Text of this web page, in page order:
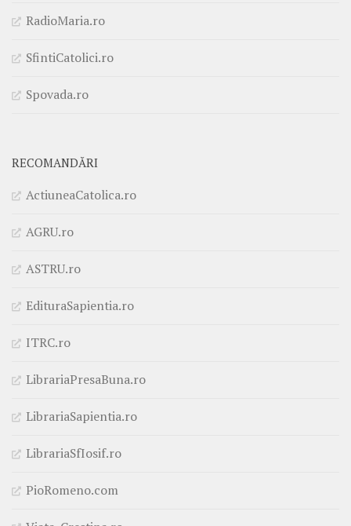
RadioMaria.ro
SfintiCatolici.ro
Spovada.ro
RECOMANDĂRI
ActiuneaCatolica.ro
AGRU.ro
ASTRU.ro
EdituraSapientia.ro
ITRC.ro
LibrariaPresaBuna.ro
LibrariaSapientia.ro
LibrariaSfIosif.ro
PioRomeno.com